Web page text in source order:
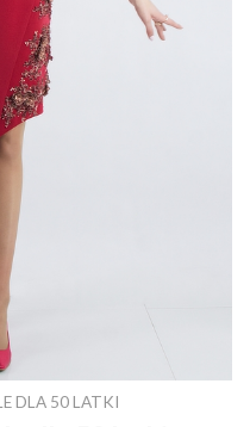
DLA 50 LATKI